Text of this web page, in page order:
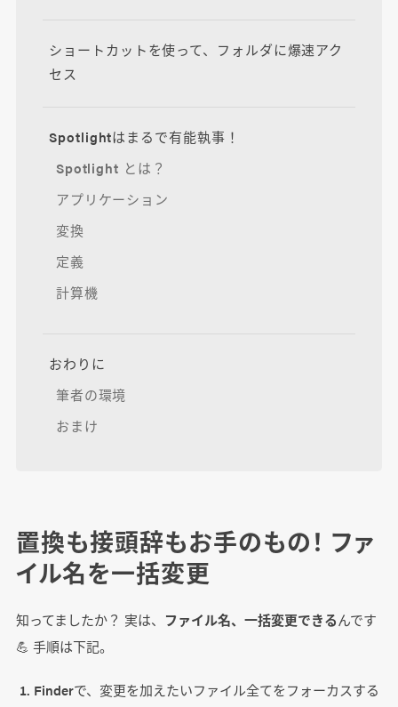
ショートカットを使って、フォルダに爆速アク
セス
Spotlightはまるで有能執事！
Spotlight とは？
アプリケーション
変換
定義
計算機
おわりに
筆者の環境
おまけ
置換も接頭辞もお手のもの！ ファ
イル名を一括変更
知ってましたか？ 実は、 ファイル名、一括変更できるんです
💪 手順は下記。
Finderで、変更を加えたいファイル全てをフォーカスする